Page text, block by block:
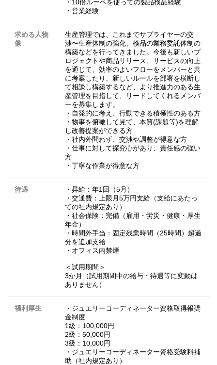
・10倍ルーペを使っての製品検品経験
・営業経験
求める人物
像
生産管理では、これまでサプライヤーの交
渉〜生産体制の強化、検品の業務委託体制の
構築などを行ってきました。今後も新しいプ
ロジェクトや商品リリース、サービスの向上
を通じて、効率のよいフローをメンバーと共
に考案したり、新しいルールを部署を横断し
て相談し構築するなど、より推進力のある生
産管理を目指して、リードしてくれるメンバ
ーを募集します。
・自発的に考え、行動できる積極性のある方
・物事を俯瞰して見て、本質(課題等)を理解
し改善提案ができる方
・社内外問わず、交渉や調整が得意な方
・仕事に対して探究心があり、責任感の強い
方
・丁寧な作業が得意な方
待遇
・昇給：年1回（5月）
・交通費：上限月5万円支給（支給にあたっ
ての社内規定あり）
・社会保険：完備（雇用・労災・健康・厚生
年金）
・時間外手当：固定残業時間（25時間）超過
分を追加支給
・オフィス内禁煙
＜試用期間＞
3か月（試用期間中の給与・待遇等に変動は
ありません）
福利厚生
・ジュエリーコーディネーター資格取得報奨
金制度
1級：100,000円
2級：50,000円
3級：10,000円
・ジュエリーコーディネーター資格受験料補
助（社内規定あり）